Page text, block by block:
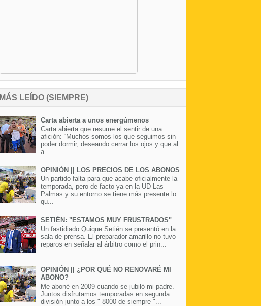
MÁS LEÍDO (SIEMPRE)
Carta abierta a unos energúmenos
Carta abierta que resume el sentir de una
afición: “Muchos somos los que seguimos sin
poder dormir, deseando cerrar los ojos y que al
a...
OPINIÓN || LOS PRECIOS DE LOS ABONOS
Un partido falta para que acabe oficialmente la
temporada, pero de facto ya en la UD Las
Palmas y su entorno se tiene más presente lo
qu...
SETIÉN: "ESTAMOS MUY FRUSTRADOS"
Un fastidiado Quique Setién se presentó en la
sala de prensa. El preparador amarillo no tuvo
reparos en señalar al árbitro como el prin...
OPINIÓN || ¿POR QUÉ NO RENOVARÉ MI
ABONO?
Me aboné en 2009 cuando se jubiló mi padre.
Juntos disfrutamos temporadas en segunda
división junto a los " 8000 de siempre "...